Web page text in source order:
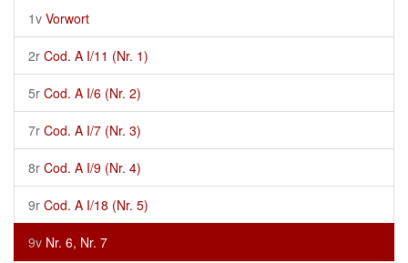
1v Vorwort
2r Cod. A I/11 (Nr. 1)
5r Cod. A I/6 (Nr. 2)
7r Cod. A I/7 (Nr. 3)
8r Cod. A I/9 (Nr. 4)
9r Cod. A I/18 (Nr. 5)
9v Nr. 6, Nr. 7